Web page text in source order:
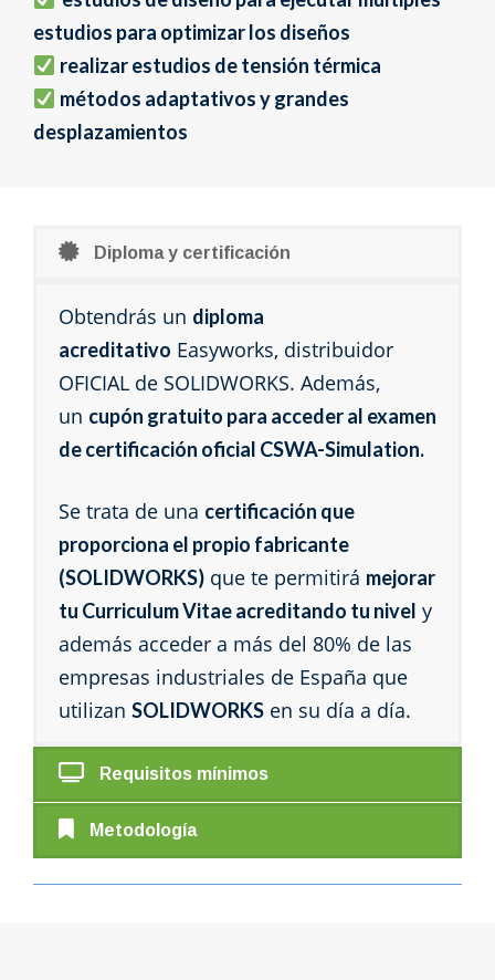
estudios para optimizar los diseños
realizar estudios de tensión térmica
métodos adaptativos y grandes
desplazamientos
Diploma y certificación
Obtendrás un diploma
acreditativo Easyworks, distribuidor
OFICIAL de SOLIDWORKS. Además,
un cupón gratuito para acceder al examen
de certificación oficial CSWA-Simulation.
Se trata de una certificación que
proporciona el propio fabricante
(SOLIDWORKS) que te permitirá mejorar
tu Curriculum Vitae acreditando tu nivel y
además acceder a más del 80% de las
empresas industriales de España que
utilizan SOLIDWORKS en su día a día.
Requisitos mínimos
Metodología